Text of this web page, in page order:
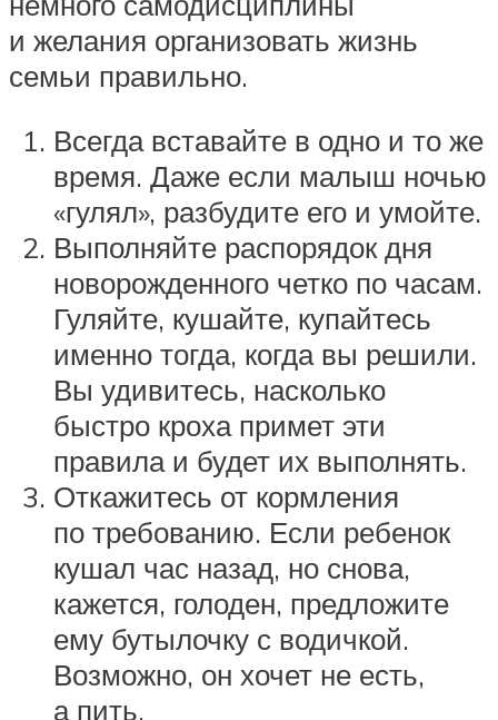
и желания организовать жизнь
семьи правильно.
Всегда вставайте в одно и то же
время. Даже если малыш ночью
«гулял», разбудите его и умойте.
Выполняйте распорядок дня
новорожденного четко по часам.
Гуляйте, кушайте, купайтесь
именно тогда, когда вы решили.
Вы удивитесь, насколько
быстро кроха примет эти
правила и будет их выполнять.
Откажитесь от кормления
по требованию. Если ребенок
кушал час назад, но снова,
кажется, голоден, предложите
ему бутылочку с водичкой.
Возможно, он хочет не есть,
а пить.